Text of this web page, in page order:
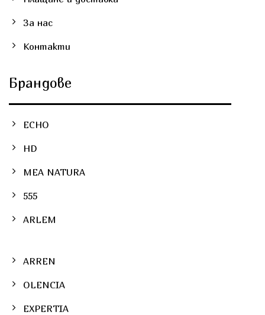
За нас
Контакти
Брандове
ECHO
HD
MEA NATURA
555
ARLEM
ARREN
OLENCIA
EXPERTIA